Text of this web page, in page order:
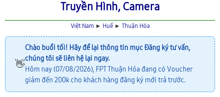
Truyền Hình, Camera
Việt Nam► Huế► Thuận Hóa
👋
Chào buổi tối! Hãy để lại thông tin mụcĐăng ký tư vấn,
chúng tôi sẽ liên hệ lại ngay.
Hôm nay (07/08/2026), FPT Thuận Hóa đang có Voucher
giảm đến 200k cho khách hàng đăng ký mới trả trước.